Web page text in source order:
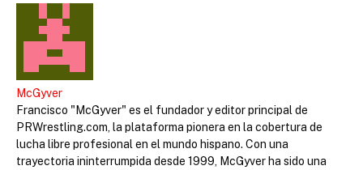
McGyver
Francisco "McGyver" es el fundador y editor principal de
PRWrestling.com, la plataforma pionera en la cobertura de
lucha libre profesional en el mundo hispano. Con una
trayectoria ininterrumpida desde 1999, McGyver ha sido una